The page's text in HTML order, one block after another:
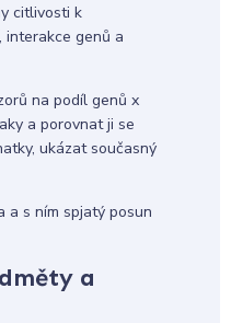
citlivosti k
genů a
na podíl genů x
a porovnat ji se
ukázat současný
a s ním spjatý posun
a